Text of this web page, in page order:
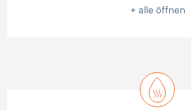
+ alle öffnen